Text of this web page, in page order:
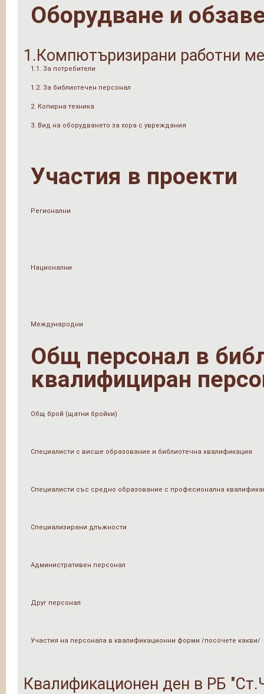
Оборудване и
1.Компютъризирани работни
1.1. За потребители
1.2. За библиотечен персонал
2. Копирна техника
3. Вид на оборудването за хора с увреждания
Участия в проекти
Регионални
Национални
Международни
Общ персонал в
квалифициран
Общ брой (щатни бройки)
Специалисти с висше образование и библиотечна квалификация
Специалисти със средно образование с професионална
Специализирани длъжности
Административен персонал
Друг персонал
Участия на персонала в квалификационни форми /посочете какви/
Квалификационен ден в РБ